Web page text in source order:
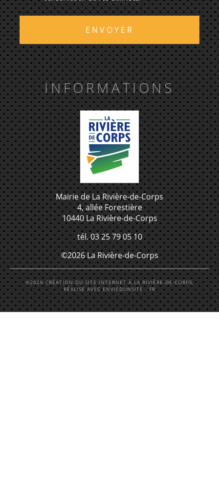
ENVOYER
INFORMATIONS
Mairie de La Rivière-de-Corps
4, allée Forestière
10440 La Rivière-de-Corps
tél. 03 25 79 05 10
©2026 La Rivière-de-Corps
©2026 CRÉATION DU SITE INTERNET À LA RIVIÈRE-DE-CORPS,
RÉALISÉ AVEC ENVIEDUNSITE . FR